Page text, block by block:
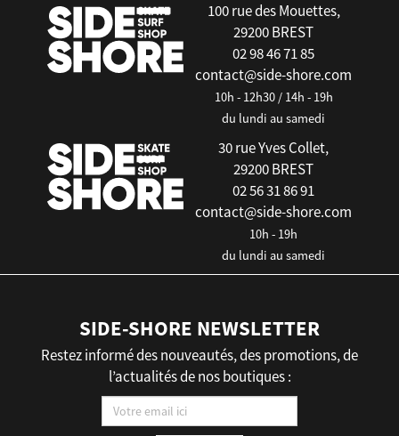
100 rue des Mouettes,
29200 BREST
02 98 46 71 85
contact@side-shore.com
10h - 12h30 / 14h - 19h
du lundi au samedi
30 rue Yves Collet,
29200 BREST
02 56 31 86 91
contact@side-shore.com
10h - 19h
du lundi au samedi
SIDE-SHORE NEWSLETTER
Restez informé des nouveautés, des promotions, de
l’actualités de nos boutiques :